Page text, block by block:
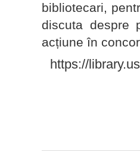
bibliotecari,
discuta despre
acțiune în
https://